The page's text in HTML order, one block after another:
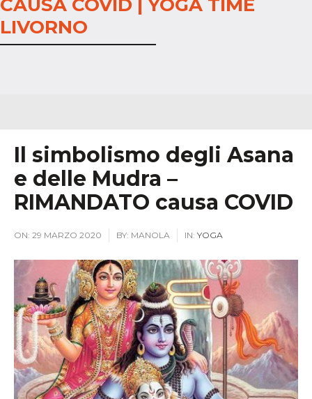
CAUSA COVID | YOGA TIME
LIVORNO
Il simbolismo degli Asana
e delle Mudra –
RIMANDATO causa COVID
ON: 29 MARZO 2020 BY: MANOLA IN: YOGA